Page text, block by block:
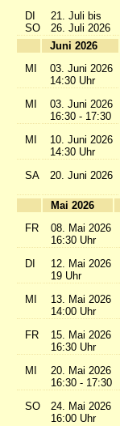
DI
SO
21. Juli bis
26. Juli 2026
Juni 2026
MI
03. Juni 2026
14:30 Uhr
MI
03. Juni 2026
16:30 - 17:30
MI
10. Juni 2026
14:30 Uhr
SA
20. Juni 2026
Mai 2026
FR
08. Mai 2026
16:30 Uhr
DI
12. Mai 2026
19 Uhr
MI
13. Mai 2026
14:00 Uhr
FR
15. Mai 2026
16:30 Uhr
MI
20. Mai 2026
16:30 - 17:30
SO
24. Mai 2026
16:00 Uhr